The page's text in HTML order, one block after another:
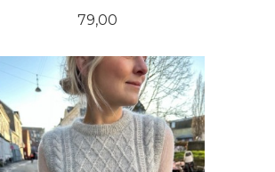
Pris
79,00
KJØP